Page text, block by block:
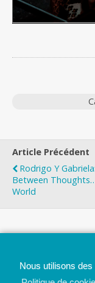
Article Précédent
Rodrigo Y
Between
World
Nous utilisons